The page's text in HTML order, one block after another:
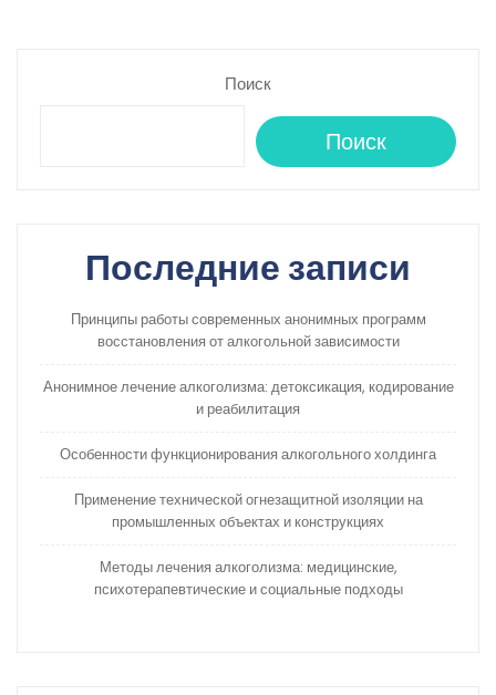
Поиск
Поиск
Последние записи
Принципы работы современных анонимных программ
восстановления от алкогольной зависимости
Анонимное лечение алкоголизма: детоксикация, кодирование
и реабилитация
Особенности функционирования алкогольного холдинга
Применение технической огнезащитной изоляции на
промышленных объектах и конструкциях
Методы лечения алкоголизма: медицинские,
психотерапевтические и социальные подходы